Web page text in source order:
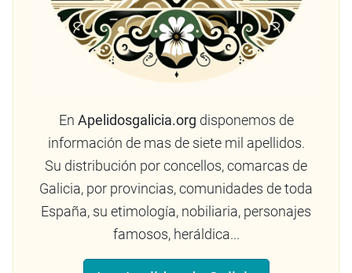
En Apelidosgalicia.org disponemos de
información de mas de siete mil apellidos.
Su distribución por concellos, comarcas de
Galicia, por provincias, comunidades de toda
España, su etimología, nobiliaria, personajes
famosos, heráldica...